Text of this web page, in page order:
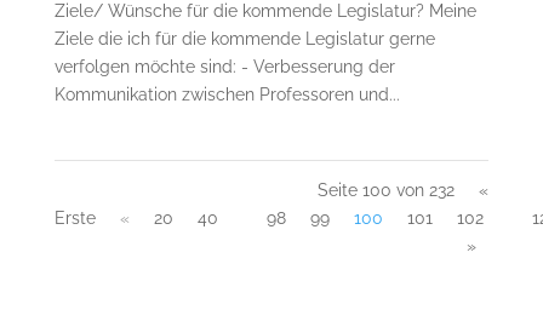
Ziele/ Wünsche für die kommende Legislatur? Meine
Ziele die ich für die kommende Legislatur gerne
verfolgen möchte sind: - Verbesserung der
Kommunikation zwischen Professoren und...
Seite 100 von 232
«
Erste
« 20 40 98 99 100 101 102
»